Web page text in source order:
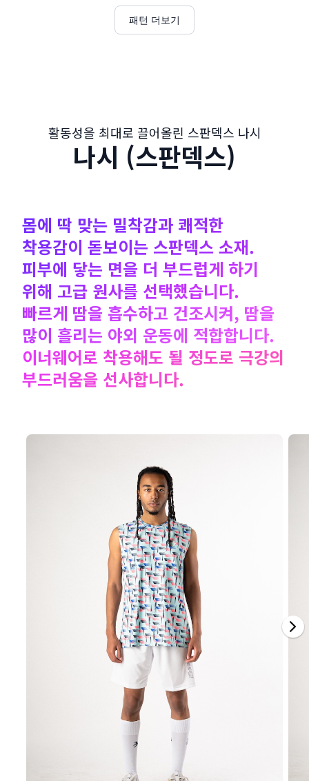
패턴 더보기
활동성을 최대로 끌어올린 스판덱스 나시
나시 (스판덱스)
몸에 딱 맞는 밀착감과 쾌적한
착용감이 돋보이는 스판덱스 소재.
피부에 닿는 면을 더 부드럽게 하기
위해 고급 원사를 선택했습니다.
빠르게 땀을 흡수하고 건조시켜, 땀을
많이 흘리는 야외 운동에 적합합니다.
이너웨어로 착용해도 될 정도로 극강의
부드러움을 선사합니다.